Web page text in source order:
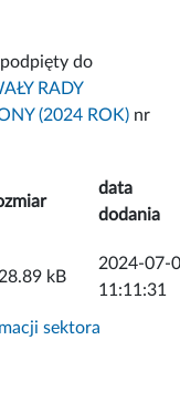
do
RADY
(2024 ROK) nr
data
dodania
kB
2024-07-
11:11:31
sektora